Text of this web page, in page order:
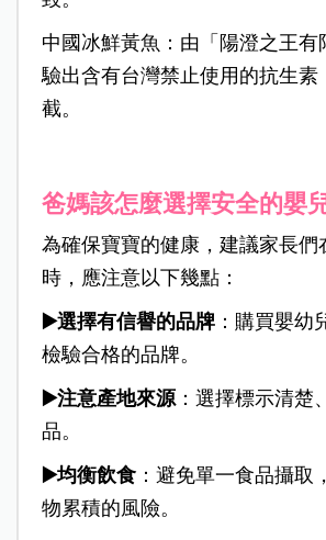
中國冰鮮黃魚：由「陽澄之王有
驗出含有台灣禁止使用的抗生素
截。
爸媽該怎麼選擇安全的嬰
為確保寶寶的健康，建議家長們
時，應注意以下幾點：
▶️選擇有信譽的品牌：購買嬰幼
檢驗合格的品牌。
▶️注意產地來源：選擇標示清楚
品。
▶️均衡飲食：避免單一食品攝取
物累積的風險。